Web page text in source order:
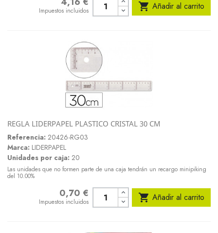
Impuestos incluidos  Añadir al carrito
REGLA LIDERPAPEL PLASTICO CRISTAL 30 CM
Referencia: 20426-RG03
Marca: LIDERPAPEL
Unidades por caja: 20
Las unidades que no formen parte de una caja tendrán un recargo minipiking
del 10.00%
0,70 €
Impuestos incluidos  Añadir al carrito